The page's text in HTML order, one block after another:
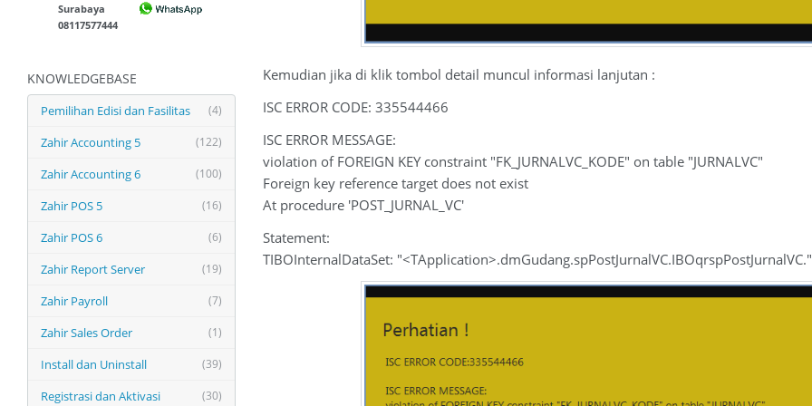
Surabaya
08117577444
KNOWLEDGEBASE
(4)
Pemilihan Edisi dan Fasilitas
(122)
Zahir Accounting 5
(100)
Zahir Accounting 6
(16)
Zahir POS 5
(6)
Zahir POS 6
(19)
Zahir Report Server
(7)
Zahir Payroll
(1)
Zahir Sales Order
(39)
Install dan Uninstall
(30)
Registrasi dan Aktivasi
Kemudian jika di klik tombol detail muncul informasi lanjutan :
ISC ERROR CODE: 335544466
ISC ERROR MESSAGE:
violation of FOREIGN KEY constraint "FK_JURNALVC_KODE" on table "JURNALVC"
Foreign key reference target does not exist
At procedure 'POST_JURNAL_VC'
Statement:
TIBOInternalDataSet: "<TApplication>.dmGudang.spPostJurnalVC.IBOqrspPostJurnalVC."